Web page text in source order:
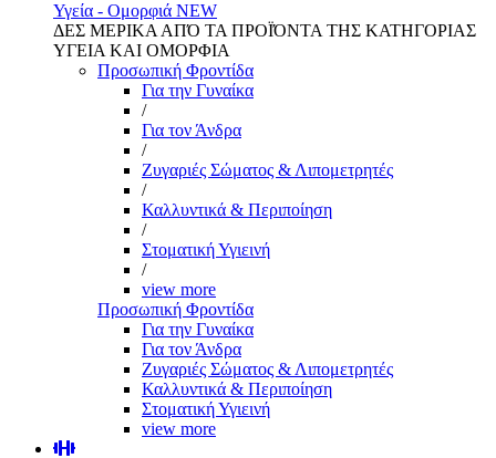
Υγεία - Ομορφιά NEW
ΔΕΣ ΜΕΡΙΚΑ ΑΠΌ ΤΑ ΠΡΟΪΌΝΤΑ ΤΗΣ ΚΑΤΗΓΟΡΙΑΣ
ΥΓΕΙΑ ΚΑΙ ΟΜΟΡΦΙΑ
Προσωπική Φροντίδα
Για την Γυναίκα
/
Για τον Άνδρα
/
Ζυγαριές Σώματος & Λιπομετρητές
/
Καλλυντικά & Περιποίηση
/
Στοματική Υγιεινή
/
view more
Προσωπική Φροντίδα
Για την Γυναίκα
Για τον Άνδρα
Ζυγαριές Σώματος & Λιπομετρητές
Καλλυντικά & Περιποίηση
Στοματική Υγιεινή
view more